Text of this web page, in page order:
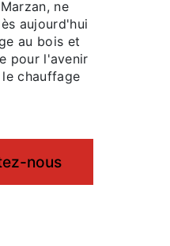
ne
aujourd'hui
au bois et
pour l'avenir
chauffage
nous